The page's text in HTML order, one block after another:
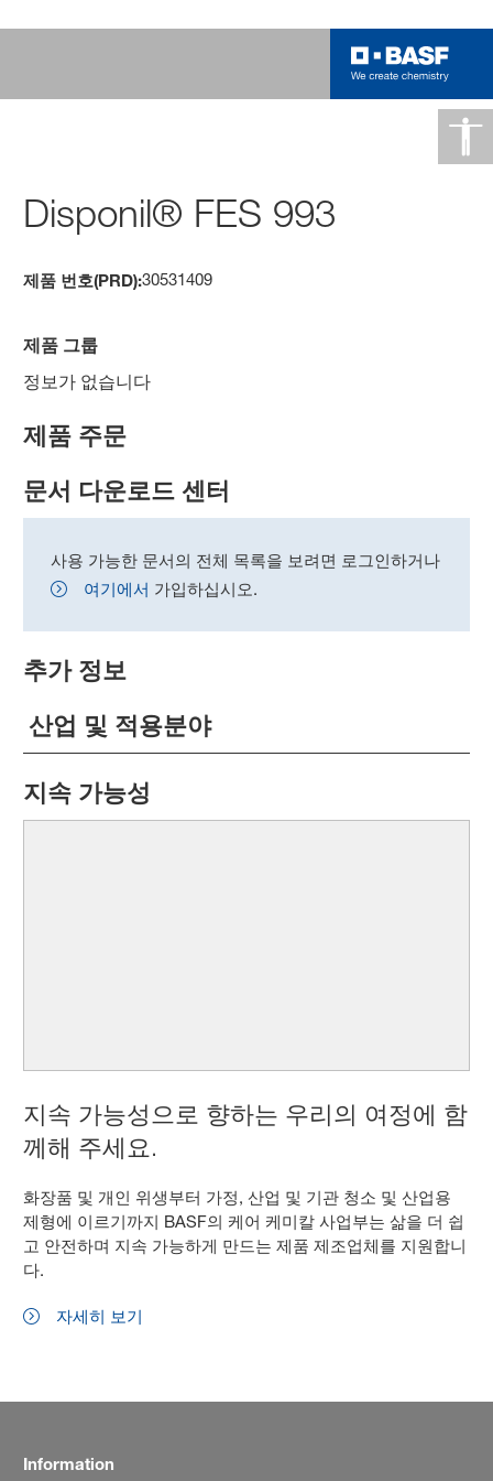
Disponil® FES 993
제품 번호(PRD):30531409
제품 그룹
정보가 없습니다
제품 주문
문서 다운로드 센터
사용 가능한 문서의 전체 목록을 보려면 로그인하거나
여기에서 가입하십시오.
추가 정보
산업 및 적용분야
지속 가능성
지속 가능성으로 향하는 우리의 여정에 함
께해 주세요.
화장품 및 개인 위생부터 가정, 산업 및 기관 청소 및 산업용
제형에 이르기까지 BASF의 케어 케미칼 사업부는 삶을 더 쉽
고 안전하며 지속 가능하게 만드는 제품 제조업체를 지원합니
다.
자세히 보기
Information